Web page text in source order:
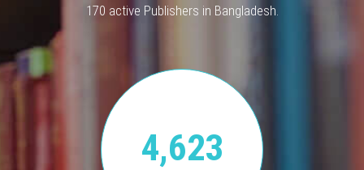
170 active Publishers in Bangladesh.
4,623